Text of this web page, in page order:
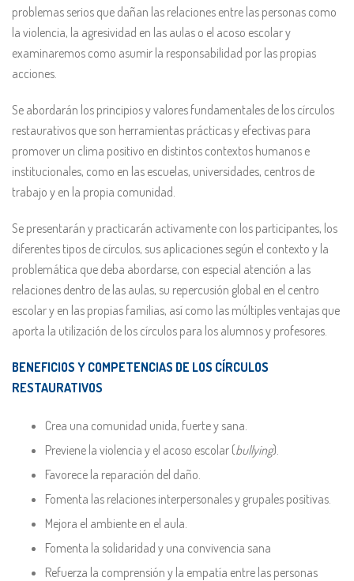
problemas serios que dañan las relaciones entre las personas como
la violencia, la agresividad en las aulas o el acoso escolar y
examinaremos como asumir la responsabilidad por las propias
acciones.
Se abordarán los principios y valores fundamentales de los círculos
restaurativos que son herramientas prácticas y efectivas para
promover un clima positivo en distintos contextos humanos e
institucionales, como en las escuelas, universidades, centros de
trabajo y en la propia comunidad.
Se presentarán y practicarán activamente con los participantes, los
diferentes tipos de círculos, sus aplicaciones según el contexto y la
problemática que deba abordarse, con especial atención a las
relaciones dentro de las aulas, su repercusión global en el centro
escolar y en las propias familias, así como las múltiples ventajas que
aporta la utilización de los círculos para los alumnos y profesores.
BENEFICIOS Y COMPETENCIAS DE LOS CÍRCULOS
RESTAURATIVOS
Crea una comunidad unida, fuerte y sana.
Previene la violencia y el acoso escolar (bullying).
Favorece la reparación del daño.
Fomenta las relaciones interpersonales y grupales positivas.
Mejora el ambiente en el aula.
Fomenta la solidaridad y una convivencia sana
Refuerza la comprensión y la empatía entre las personas